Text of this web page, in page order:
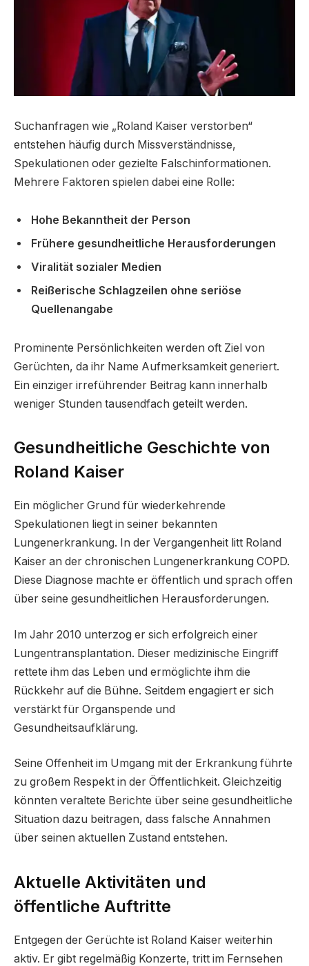
Suchanfragen wie „Roland Kaiser verstorben“
entstehen häufig durch Missverständnisse,
Spekulationen oder gezielte Falschinformationen.
Mehrere Faktoren spielen dabei eine Rolle:
Hohe Bekanntheit der Person
Frühere gesundheitliche Herausforderungen
Viralität sozialer Medien
Reißerische Schlagzeilen ohne seriöse
Quellenangabe
Prominente Persönlichkeiten werden oft Ziel von
Gerüchten, da ihr Name Aufmerksamkeit generiert.
Ein einziger irreführender Beitrag kann innerhalb
weniger Stunden tausendfach geteilt werden.
Gesundheitliche Geschichte von
Roland Kaiser
Ein möglicher Grund für wiederkehrende
Spekulationen liegt in seiner bekannten
Lungenerkrankung. In der Vergangenheit litt Roland
Kaiser an der chronischen Lungenerkrankung COPD.
Diese Diagnose machte er öffentlich und sprach offen
über seine gesundheitlichen Herausforderungen.
Im Jahr 2010 unterzog er sich erfolgreich einer
Lungentransplantation. Dieser medizinische Eingriff
rettete ihm das Leben und ermöglichte ihm die
Rückkehr auf die Bühne. Seitdem engagiert er sich
verstärkt für Organspende und
Gesundheitsaufklärung.
Seine Offenheit im Umgang mit der Erkrankung führte
zu großem Respekt in der Öffentlichkeit. Gleichzeitig
könnten veraltete Berichte über seine gesundheitliche
Situation dazu beitragen, dass falsche Annahmen
über seinen aktuellen Zustand entstehen.
Aktuelle Aktivitäten und
öffentliche Auftritte
Entgegen der Gerüchte ist Roland Kaiser weiterhin
aktiv. Er gibt regelmäßig Konzerte, tritt im Fernsehen